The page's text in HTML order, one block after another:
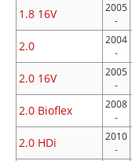
1.8 16V
2005
-
2.0
2004
-
2.0 16V
2005
-
2.0 Bioflex
2008
-
2.0 HDi
2010
-